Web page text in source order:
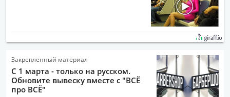
Закрепленный материал
С 1 марта - только на русском.
Обновите вывеску вместе с "ВСЁ
про ВСЁ"